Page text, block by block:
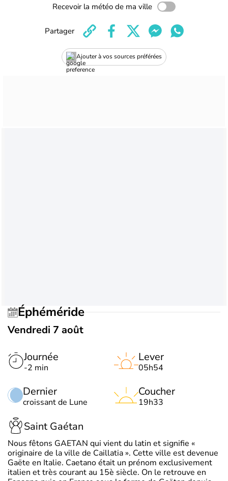
Recevoir la météo de ma ville
Ajouter à vos sources préférées
Partager
Éphéméride
Vendredi 7 août
Journée
-2 min
Dernier
croissant de Lune
Lever
05h54
Coucher
19h33
Saint Gaétan
Nous fêtons GAETAN qui vient du latin et signifie «
originaire de la ville de Caillatia ». Cette ville est devenue
Gaëte en Italie. Caetano était un prénom exclusivement
italien et très courant au 15è siècle. On le retrouve en